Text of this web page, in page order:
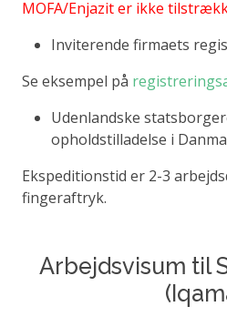
MOFA/Enjazit er ikke
Inviterende firmaets
Se eksempel på
Udenlandske
opholdstilladelse i
Ekspeditionstid er 2-3
fingeraftryk.
Arbejdsvisum til